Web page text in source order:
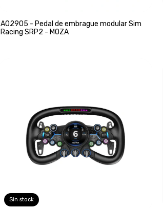
A02905 - Pedal de embrague modular Sim
Racing SRP2 - MOZA
Sin stock